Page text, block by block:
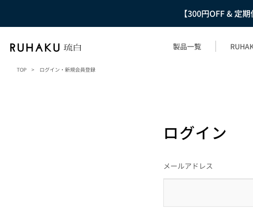
【300円OFF & 定
製品一覧
TOP > ログイン・新規会員登録
ログイン
メールアドレス